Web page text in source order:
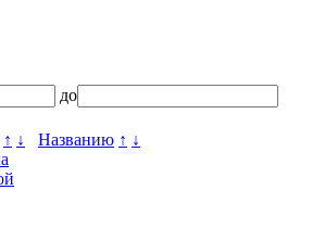
до
↑ ↓ Названию ↑ ↓